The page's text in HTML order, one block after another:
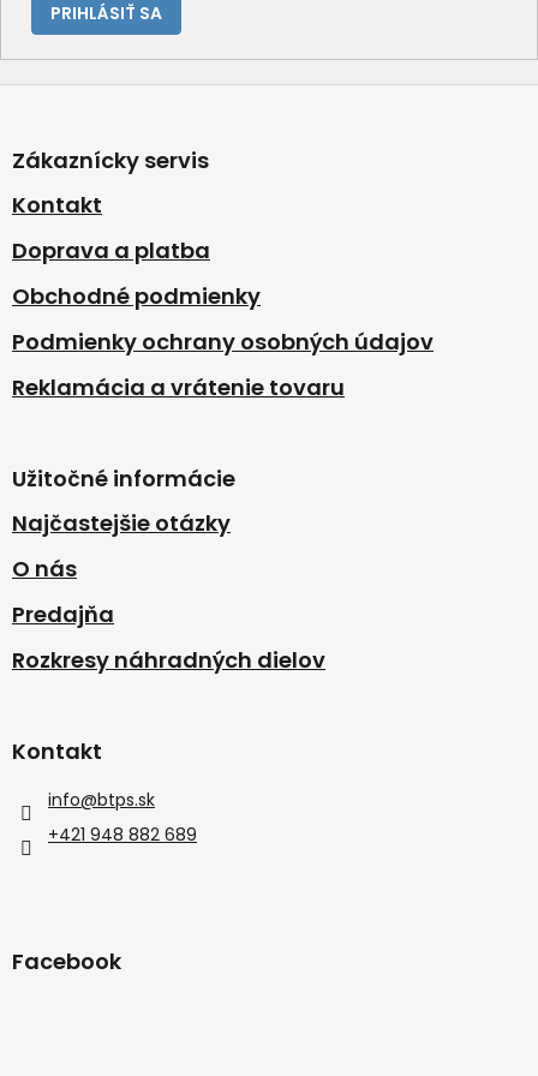
PRIHLÁSIŤ SA
p
ä
e
Zákaznícky servis
Kontakt
Doprava a platba
Obchodné podmienky
Podmienky ochrany osobných údajov
Reklamácia a vrátenie tovaru
Užitočné informácie
Najčastejšie otázky
O nás
Predajňa
Rozkresy náhradných dielov
Kontakt
info@btps.sk
+421 948 882 689
Facebook